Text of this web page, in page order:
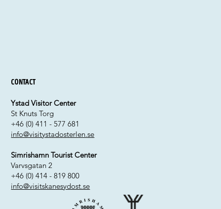
Contact
Ystad Visitor Center
St Knuts Torg
+46 (0) 411 - 577 681
info@visitystadosterlen.se
Simrishamn Tourist Center
Varvsgatan 2
+46 (0) 414 - 819 800
info@visitskanesydost.se